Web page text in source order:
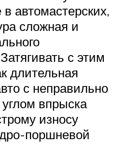
автомастерских,
сложная и
с этим
длительная
с неправильно
впрыска
износу
поршневой